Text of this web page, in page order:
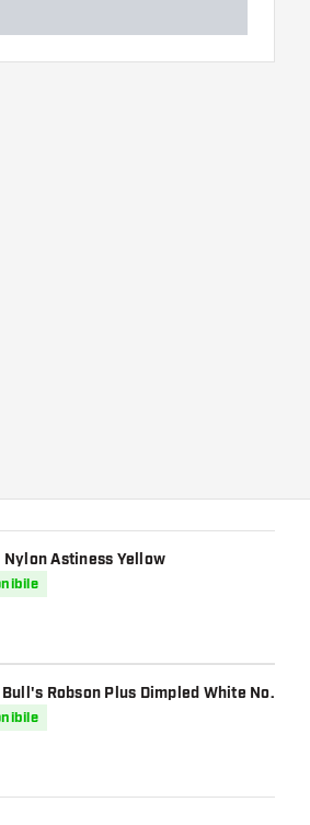
Nylon Astiness Yellow
Robson Plus Dimpled White No.2